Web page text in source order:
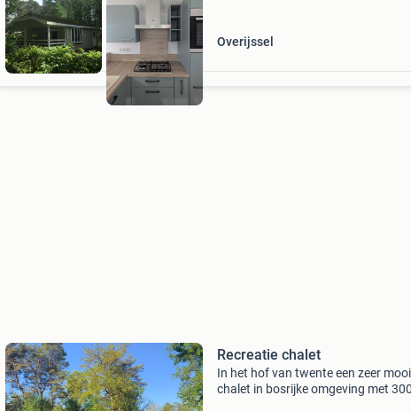
Overijssel
Recreatie chalet
In het hof van twente een zeer
chalet in bosrijke omgeving met